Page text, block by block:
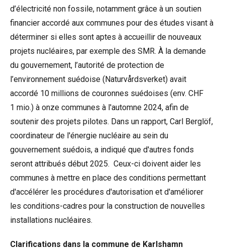
d’électricité non fossile, notamment grâce à un soutien
financier accordé aux communes pour des études visant à
déterminer si elles sont aptes à accueillir de nouveaux
projets nucléaires, par exemple des SMR. À la demande
du gouvernement, l’autorité de protection de
l’environnement suédoise (Naturvårdsverket) avait
accordé 10 millions de couronnes suédoises (env. CHF
1 mio.) à onze communes à l'automne 2024, afin de
soutenir des projets pilotes. Dans un rapport, Carl Berglöf,
coordinateur de l'énergie nucléaire au sein du
gouvernement suédois, a indiqué que d'autres fonds
seront attribués début 2025. Ceux-ci doivent aider les
communes à mettre en place des conditions permettant
d'accélérer les procédures d'autorisation et d'améliorer
les conditions-cadres pour la construction de nouvelles
installations nucléaires.
Clarifications dans la commune de Karlshamn